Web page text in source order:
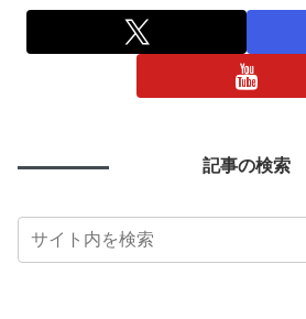
記事の検索